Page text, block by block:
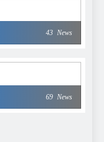
43 News
69 News